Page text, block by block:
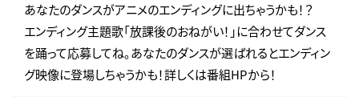
あなたのダンスがアニメのエンディングに出ちゃうかも！？
エンディング主題歌「放課後のおねがい！」に合わせてダンス
を踊って応募してね。あなたのダンスが選ばれるとエンディン
グ映像に登場しちゃうかも！詳しくは番組HPから！